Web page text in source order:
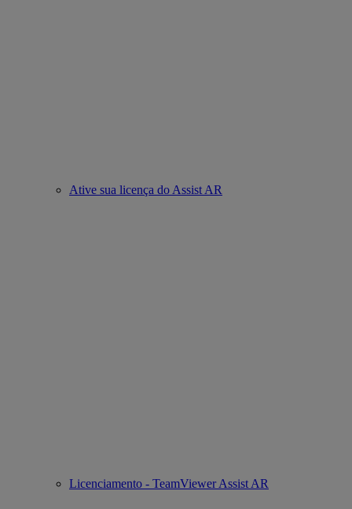
Ative sua licença do Assist AR
Licenciamento - TeamViewer Assist AR